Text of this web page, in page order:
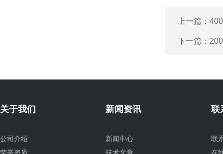
上一篇：
下一篇：
关于我们
公司介绍
新闻资讯
新闻中心
联
联